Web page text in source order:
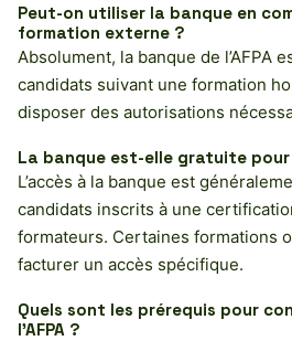
Peut-on utiliser la banque en
formation externe ?
Absolument, la banque de l’AFPA
candidats suivant une formation
disposer des autorisations
La banque est-elle gratuite
L’accès à la banque est
candidats inscrits à une
formateurs. Certaines formations
facturer un accès spécifique.
Quels sont les prérequis pour
l’AFPA ?